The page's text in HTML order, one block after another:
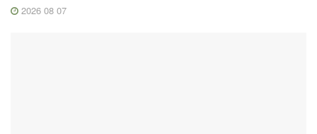
2026 08 07